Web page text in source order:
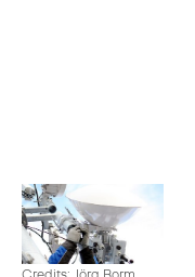
Credits: Jörg Borm